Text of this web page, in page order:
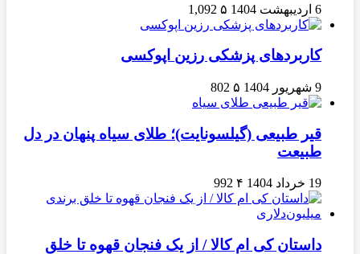
6 اردیبهشت 1404 ۵ 1,092
کاربردهای پزشکی رزین اپوکسی
9 شهریور 1404 ۵ 802
قیر طبیعی (گیلسونایت)؛ طلای سیاه پنهان در دل
طبیعت
19 خرداد 1404 ۴ 992
داستان کی ام کالا / از یک فنجان قهوه تا خلق